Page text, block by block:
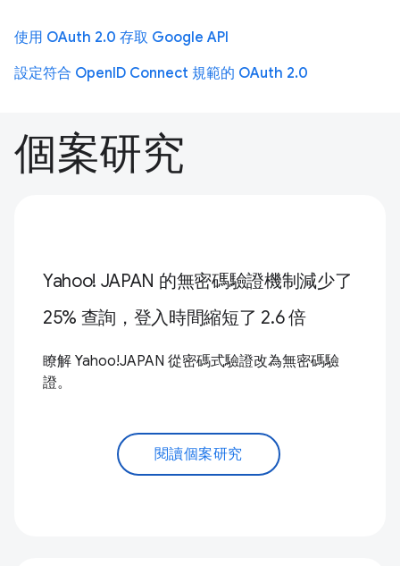
使用 OAuth 2.0 存取 Google API
設定符合 OpenID Connect 規範的 OAuth 2.0
個案研究
Yahoo! JAPAN 的無密碼驗證機制減少了
25% 查詢，登入時間縮短了 2.6 倍
瞭解 Yahoo!JAPAN 從密碼式驗證改為無密碼驗
證。
閱讀個案研究